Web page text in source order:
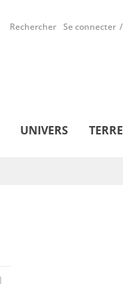
Rechercher Se connecter
UNIVERS TERRE